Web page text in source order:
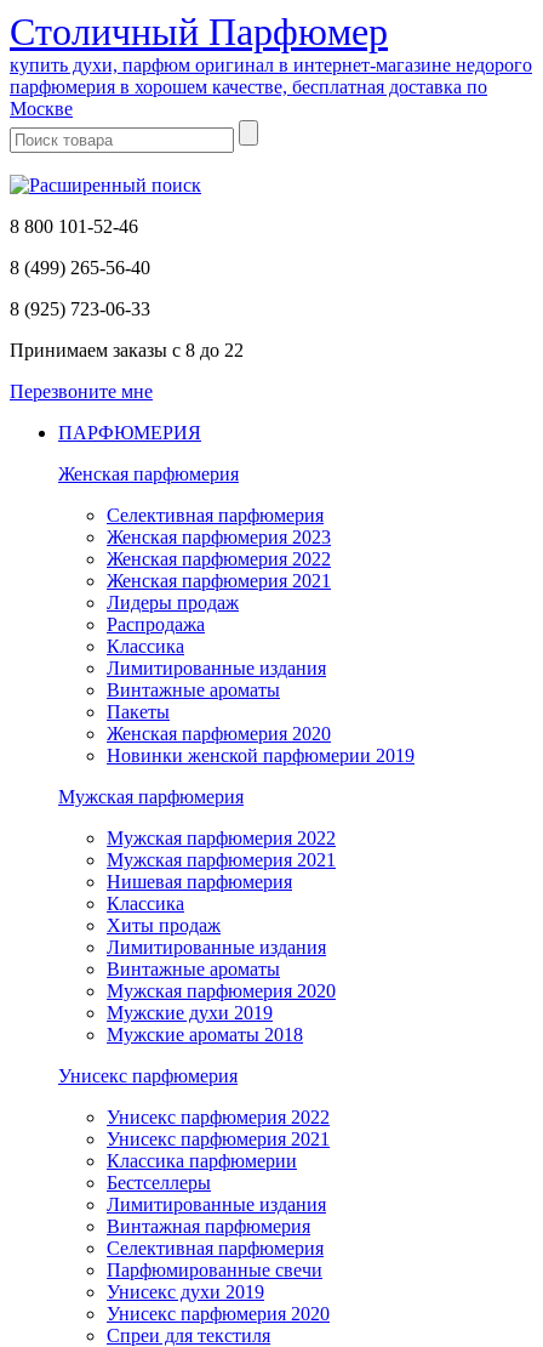
Cтоличный Парфюмер
купить духи, парфюм оригинал в интернет-магазине недорого
парфюмерия в хорошем качестве, бесплатная доставка по
Москве
8 800 101-52-46
8 (499) 265-56-40
8 (925) 723-06-33
Принимаем заказы с 8 до 22
Перезвоните мне
ПАРФЮМЕРИЯ
Женская парфюмерия
Селективная парфюмерия
Женская парфюмерия 2023
Женская парфюмерия 2022
Женская парфюмерия 2021
Лидеры продаж
Распродажа
Классика
Лимитированные издания
Винтажные ароматы
Пакеты
Женская парфюмерия 2020
Новинки женской парфюмерии 2019
Мужская парфюмерия
Мужская парфюмерия 2022
Мужская парфюмерия 2021
Нишевая парфюмерия
Классика
Хиты продаж
Лимитированные издания
Винтажные ароматы
Мужская парфюмерия 2020
Мужские духи 2019
Мужские ароматы 2018
Унисекс парфюмерия
Унисекс парфюмерия 2022
Унисекс парфюмерия 2021
Классика парфюмерии
Бестселлеры
Лимитированные издания
Винтажная парфюмерия
Селективная парфюмерия
Парфюмированные свечи
Унисекс духи 2019
Унисекс парфюмерия 2020
Спреи для текстиля